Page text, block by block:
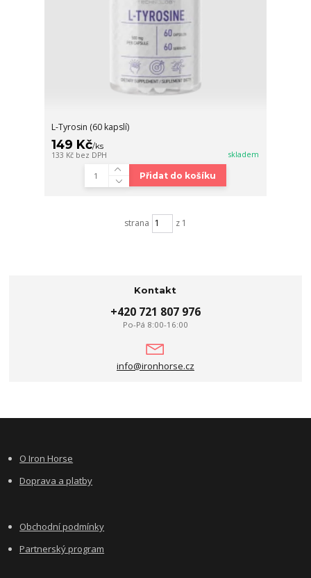
L-Tyrosin (60 kapslí)
149 Kč/ks
133 Kč bez DPH skladem
Přidat do košíku
strana z 1
Kontakt
+420 721 807 976
Po-Pá 8:00-16:00
info@ironhorse.cz
O Iron Horse
Doprava a platby
Obchodní podmínky
Partnerský program